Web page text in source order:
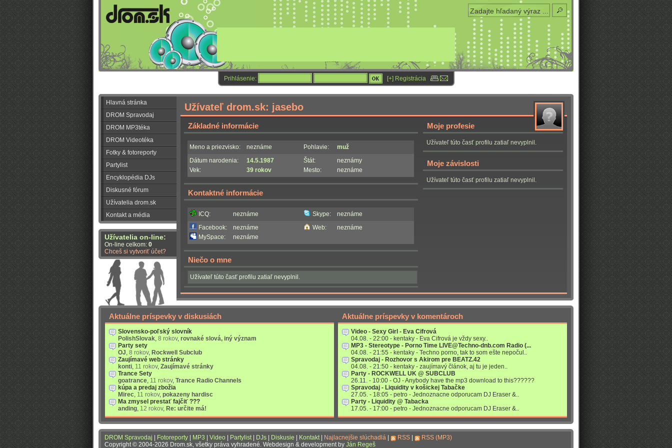
Prihlásenie: [+] Registrácia
Hlavná stránka
DROM Spravodaj
DROM MP3téka
DROM Videotéka
Fotky & fotoreporty
Partylist
Encyklopédia DJs
Diskusné fórum
Užívatelia drom.sk
Kontakt a média
Užívatelia on-line:
On-line celkom: 0
Chceš si vytvoriť účet?
Užívateľ drom.sk: jasebo
Základné informácie
Meno a priezvisko: neznáme Pohlavie:
muž
Dátum narodenia:
Vek:
14.5.1987
39 rokov
Štát:
Mesto:
neznámy
neznáme
Kontaktné informácie
ICQ: neznáme Skype:
neznáme
Facebook:
MySpace:
neznáme
neznáme
Web: neznáme
Niečo o mne
Užívateľ túto časť profilu zatiaľ nevyplnil.
Moje profesie
Užívateľ túto časť profilu zatiaľ nevyplnil.
Moje závislosti
Užívateľ túto časť profilu zatiaľ nevyplnil.
Aktuálne príspevky v diskusiách
Slovensko-poľský slovník
PolishSlovak, 8 rokov, rovnaké slová, iný význam
Party sety
OJ, 8 rokov, Rockwell Subclub
Zaujímavé web stránky
konti, 11 rokov, Zaujímavé stránky
Trance Sety
goatrance, 11 rokov, Trance Radio Channels
kúpa a predaj zbožia
Mirec, 11 rokov, pokazeny hardisc
Ma zmysel prestať fajčiť ???
anding, 12 rokov, Re: určite má!
Aktuálne príspevky v komentároch
Video - Sexy Girl - Eva Cifrová
04.08. - 22:00 - kentaky - Eva Cifrová je vždy sexy..
MP3 - Stereotype - Porno Time LIVE@Techno-dnb.com Radio (...
04.08. - 21:55 - kentaky - Techno porno, tak to som ešte nepočul..
Spravodaj - Rozhovor s Akirom pre BEATZ.42
04.08. - 21:50 - kentaky - zaujímavý článok, aj tu je jeden..
Party - ROCKWELL UK @ SUBCLUB
26.11. - 10:00 - OJ - Anybody have the mp3 download to this??????
Spravodaj - Liquidity v košickej Tabačke
27.05. - 18:05 - petro - Jednoznacne odporucam DJ Eraser &..
Party - Liquidity @ Tabacka
17.05. - 17:00 - petro - Jednoznacne odporucam DJ Eraser &..
DROM Spravodaj Fotoreporty MP3 Video Partylist| DJs Diskusie Kontakt| Najlacnejšie slúchadlá RSS
RSS (MP3)
Copyright © 2004-2026 Drom.sk, všetky práva vyhradené. Webdesign & development by Ján Regeš